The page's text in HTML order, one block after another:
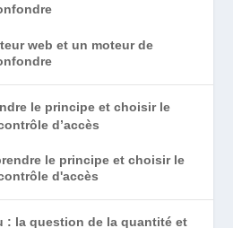
le principe et choisir le
d’accès
: la question de la quantité et